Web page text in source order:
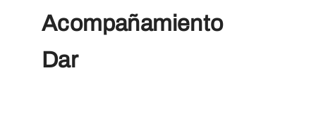
Acompañamiento
Dar